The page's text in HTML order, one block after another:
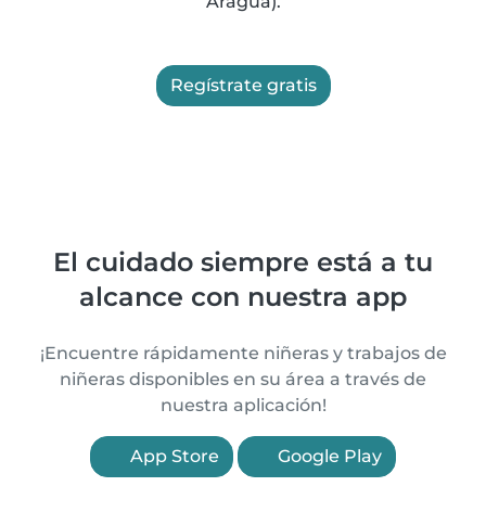
Regístrate gratis
El cuidado siempre está a tu
alcance con nuestra app
¡Encuentre rápidamente niñeras y trabajos de
niñeras disponibles en su área a través de
nuestra aplicación!
App Store Google Play